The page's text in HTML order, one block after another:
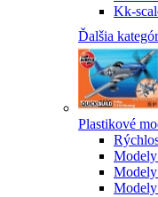
Kk-
Ďalšia
Plastikové